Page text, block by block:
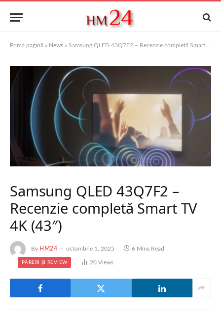
Prima pagină » News » Samsung QLED 43Q7F2 – Recenzie completă Smart TV 4K (43″)
Samsung QLED 43Q7F2 –
Recenzie completă Smart TV
4K (43″)
By HM24 octombrie 1, 2025 6 Mins Read
PĂRERI ȘI REVIEW 20Views